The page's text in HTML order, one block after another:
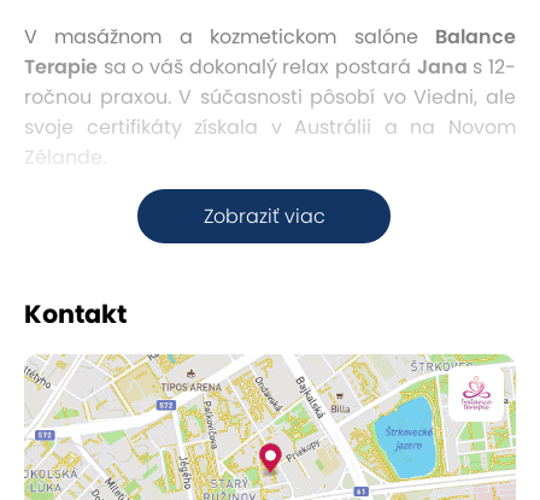
Zobraziť viac
V masážnom a kozmetickom salóne Balance
Terapie sa o váš dokonalý relax postará Jana s 12-
ročnou praxou. V súčasnosti pôsobí vo Viedni, ale
svoje certifikáty získala v Austrálii a na Novom
Zélande.
V salóne si môžete vybrať z rôznych druhov masáží,
ako sú napr.aromaterapeutická, či
banková a relaxačná masáž. Ale poskytnú aj
pleťové ošetrenie ako
Kontakt